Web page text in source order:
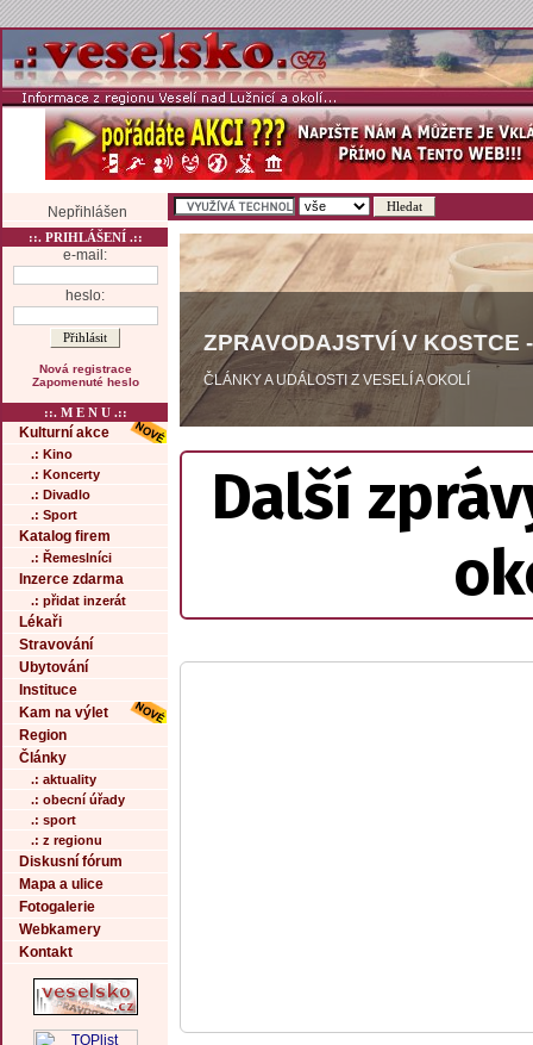
Nepřihlášen
::. PRIHLÁŠENÍ .::
e-mail:
heslo:
Nová registrace
Zapomenuté heslo
::. M E N U .::
Kulturní akce
.: Kino
.: Koncerty
.: Divadlo
.: Sport
Katalog firem
.: Řemeslníci
Inzerce zdarma
.: přidat inzerát
Lékaři
Stravování
Ubytování
Instituce
Kam na výlet
Region
Články
.: aktuality
.: obecní úřady
.: sport
.: z regionu
Diskusní fórum
Mapa a ulice
Fotogalerie
Webkamery
Kontakt
ZPRAVODAJSTVÍ V KOSTCE
ČLÁNKY A UDÁLOSTI Z VESELÍ A OKOLÍ
Další